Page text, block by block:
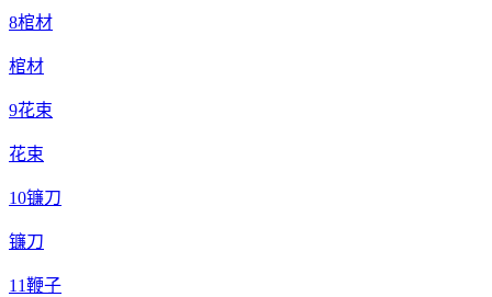
8棺材
棺材
9花束
花束
10镰刀
镰刀
11鞭子